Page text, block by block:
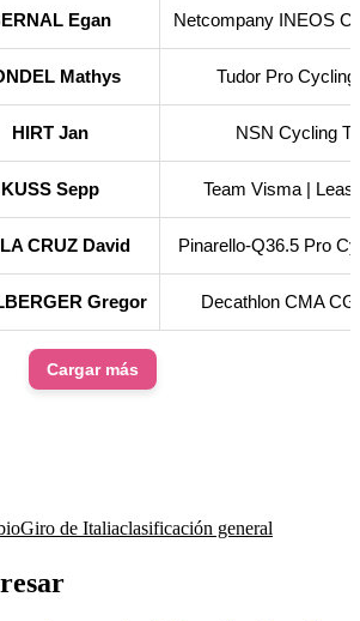
Egan Netcompany INEOS
Mathys Tudor Pro Cycling
HIRT Jan NSN Cycling
KUSS Sepp Team Visma |
CRUZ David Pinarello-Q36.5 Pro
Gregor Decathlon CMA
Cargar más
Giro de Italiaclasificación general